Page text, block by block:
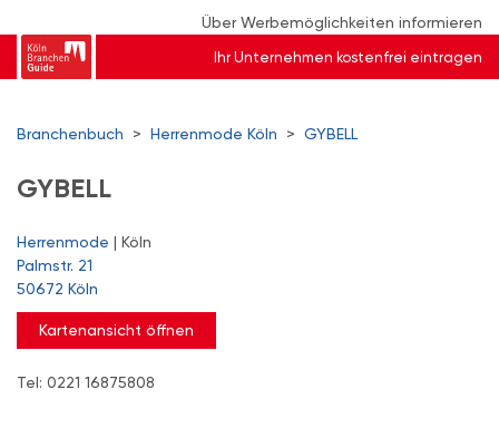
Über Werbemöglichkeiten informieren
Ihr Unternehmen kostenfrei eintragen
Branchenbuch > Herrenmode Köln > GYBELL
GYBELL
Herrenmode | Köln
Palmstr. 21
50672 Köln
Kartenansicht öffnen
Tel: 0221 16875808